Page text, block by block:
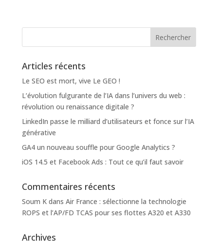
Articles récents
Le SEO est mort, vive Le GEO !
L’évolution fulgurante de l’IA dans l’univers du web :
révolution ou renaissance digitale ?
LinkedIn passe le milliard d’utilisateurs et fonce sur l’IA
générative
GA4 un nouveau souffle pour Google Analytics ?
iOS 14.5 et Facebook Ads : Tout ce qu’il faut savoir
Commentaires récents
Soum Kdans Air France : sélectionne la technologie
ROPS et l’AP/FD TCAS pour ses flottes A320 et A330
Archives